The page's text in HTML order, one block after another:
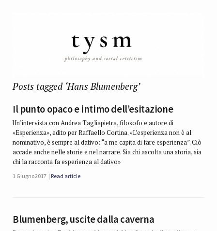
Posts tagged ‘Hans Blumenberg’
Il punto opaco e intimo dell’esitazione
Un’intervista con Andrea Tagliapietra, filosofo e autore di
«Esperienza», edito per Raffaello Cortina. «L’esperienza non è al
nominativo, è sempre al dativo: “a me capita di fare esperienza”. Ciò
accade anche nelle storie e nel narrare. Sia chi ascolta una storia, sia
chi la racconta fa esperienza al dativo»
1 Giugno 2017 Read article
Blumenberg, uscite dalla caverna